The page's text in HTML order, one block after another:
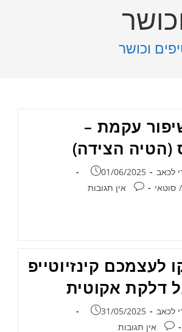
וכושר
עקמת –
(הטיה הצידה)
לכאב
01/06/2025
/ סוטאי אין תגובות
לעצמכם קינזיוטייפ
דלקת אקוטית
לכאב
31/05/2025
אין תגובות